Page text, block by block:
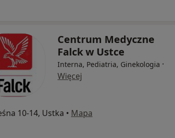
Centrum Medyczne
Falck w Ustce
Interna, Pediatria, Ginekologia ·
Więcej
10-14, Ustka • Mapa